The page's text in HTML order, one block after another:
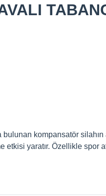
kompansatör silahın
yaratır. Özellikle spor